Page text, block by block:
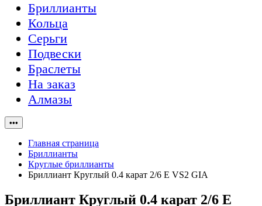
Бриллианты
Кольца
Серьги
Подвески
Браслеты
На заказ
Алмазы
•••
Главная страница
Бриллианты
Круглые бриллианты
Бриллиант Круглый 0.4 карат 2/6 E VS2 GIA
Бриллиант Круглый 0.4 карат 2/6 E